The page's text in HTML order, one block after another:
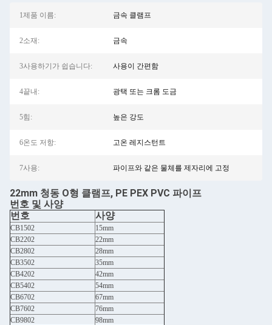
1제품 이름: 금속 클램프
2소재: 금속
3사용하기가 쉽습니다: 사용이 간편함
4끝내: 광택 또는 크롬 도금
5힘: 높은 강도
6온도 저항: 고온 레지스턴트
7사용: 파이프와 같은 물체를 제자리에 고정
22mm 청동 O형 클램프, PE PEX PVC 파이프
번호 및 사양
번호
사양
CB1502
15mm
CB2202
22mm
CB2802
28mm
CB3502
35mm
CB4202
42mm
CB5402
54mm
CB6702
67mm
CB7602
76mm
CB9802
98mm